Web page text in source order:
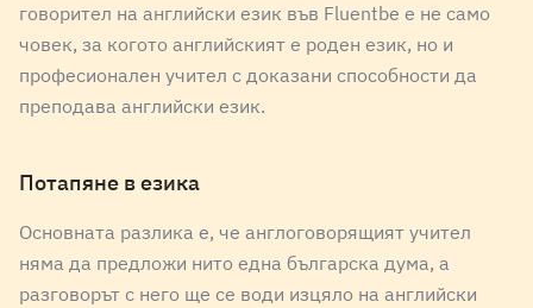
Jeremy
englishMother tongue
englishMother tongue
говорител на английски език във Fluentbe е не само
човек, за когото английският е роден език, но и
професионален учител с доказани способности да
преподава английски език.
Потапяне в езика
Основната разлика е, че англоговорящият учител
няма да предложи нито една българска дума, а
разговорът с него ще се води изцяло на английски